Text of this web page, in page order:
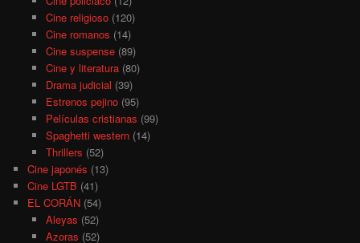
Cine religioso(120)
Cine romanos (14)
Cine suspense(89)
Cine y literatura(80)
Drama judicial (39)
Estrenos pejino(95)
Películas cristianas (99)
Spaghetti western(14)
Thrillers (52)
Cine japonés (13)
Cine LGTB (41)
EL CORÁN (54)
Aleyas (52)
Azoras (52)